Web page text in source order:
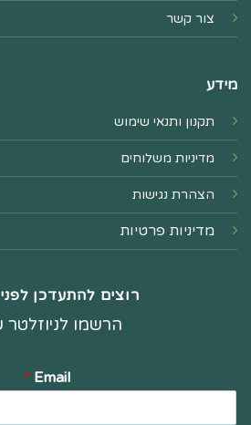
צור קשר
מידע
תקנון ותנאי שימוש
מדיניות משלוחים
הצהרת נגישות
מדיניות פרטיות
רוצים להתעדכן
הרשמו לניוזלטר
Email
*